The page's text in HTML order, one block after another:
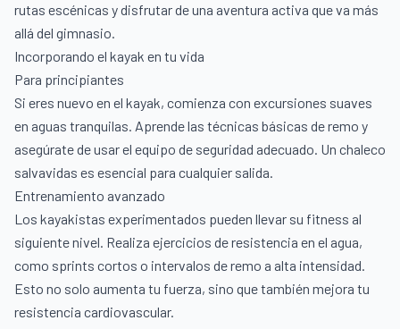
rutas escénicas y disfrutar de una aventura activa que va más
allá del gimnasio.
Incorporando el kayak en tu vida
Para principiantes
Si eres nuevo en el kayak, comienza con excursiones suaves
en aguas tranquilas. Aprende las técnicas básicas de remo y
asegúrate de usar el equipo de seguridad adecuado. Un chaleco
salvavidas es esencial para cualquier salida.
Entrenamiento avanzado
Los kayakistas experimentados pueden llevar su fitness al
siguiente nivel. Realiza ejercicios de resistencia en el agua,
como sprints cortos o intervalos de remo a alta intensidad.
Esto no solo aumenta tu fuerza, sino que también mejora tu
resistencia cardiovascular.